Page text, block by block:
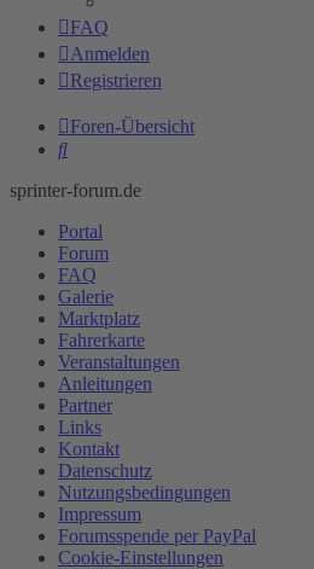
FAQ
Anmelden
Registrieren
Foren-Übersicht
Suche
sprinter-forum.de
Portal
Forum
FAQ
Galerie
Marktplatz
Fahrerkarte
Veranstaltungen
Anleitungen
Partner
Links
Kontakt
Datenschutz
Nutzungsbedingungen
Impressum
Forumsspende per PayPal
Cookie-Einstellungen